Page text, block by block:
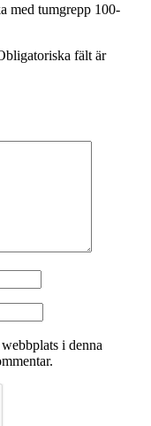
med tumgrepp 100-
fält är
i denna